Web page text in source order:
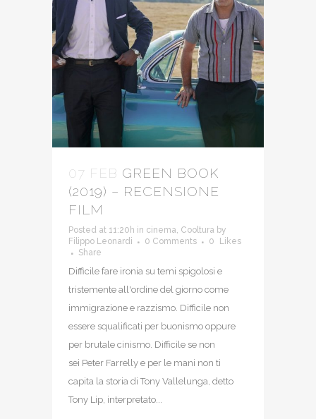
07 FEB GREEN BOOK
(2019) – RECENSIONE
FILM
Posted at 11:20h in cinema, Cooltura by
Filippo Leonardi
0 Comments 0
Likes
Share
Difficile fare ironia su temi spigolosi e
tristemente all'ordine del giorno come
immigrazione e razzismo. Difficile non
essere squalificati per buonismo oppure
per brutale cinismo. Difficile se non
sei Peter Farrelly e per le mani non ti
capita la storia di Tony Vallelunga, detto
Tony Lip, interpretato...